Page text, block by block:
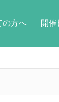
の方へ 開催